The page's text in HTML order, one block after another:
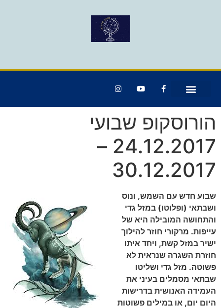
הורוסקופ שבועי
24.12.2017 –
30.12.2017
שבוע חדש עם השמש, ונוס
ושבתאי (ופלוטו) במזל גדי
והתחושה המובילה היא של
עייפות. מרקורי חוזר להילוך
ישיר במזל קשת, ויחד איתו
חוזרת השגרה שנראית לא
פשוטה. מזל גדי ושליטו
שבתאי מסמלים בעיני את
העמידה האנושית בדרישות
היום יום, או במילים פשוטות